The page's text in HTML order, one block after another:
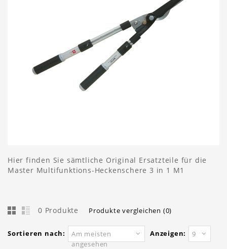
Hier finden Sie sämtliche Original Ersatzteile für die
Master Multifunktions-Heckenschere 3 in 1 M1
0 Produkte Produkte vergleichen (0)
Sortieren nach:
Am meisten
angesehen
Anzeigen: 9